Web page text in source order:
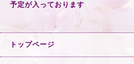
予定が入っております
トップページ